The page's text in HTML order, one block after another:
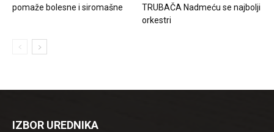
pomaže bolesne i siromašne
TRUBAČA Nadmeću se najbolji
orkestri
IZBOR UREDNIKA